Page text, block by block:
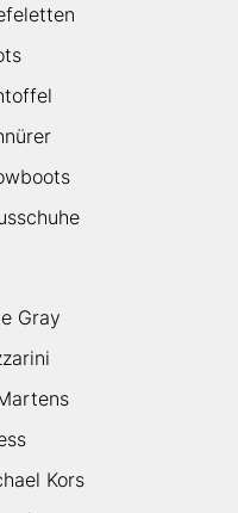
Gray
Kors